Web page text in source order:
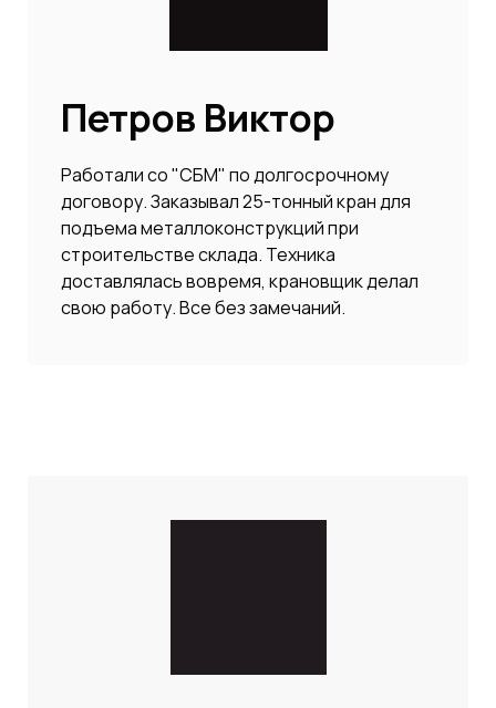
Петров Виктор
Работали со "СБМ" по долгосрочному
договору. Заказывал 25-тонный кран для
подъема металлоконструкций при
строительстве склада. Техника
доставлялась вовремя, крановщик делал
свою работу. Все без замечаний.